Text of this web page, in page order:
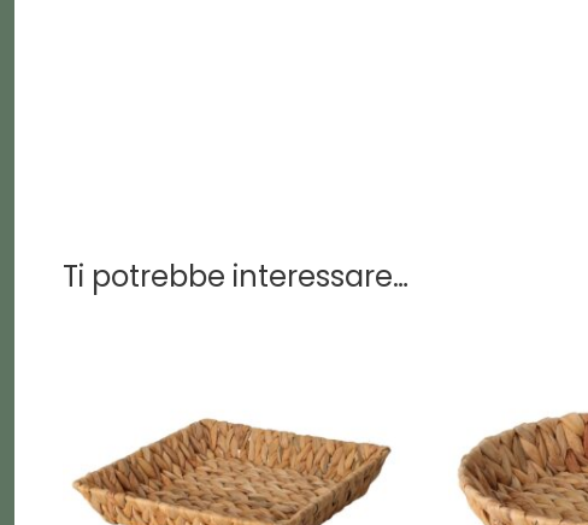
Ti potrebbe interessare…